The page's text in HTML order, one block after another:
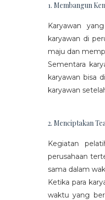
1. Membangun
Karyawan
karyawan di
maju dan
Sementara
karyawan bisa
karyawan
2. Menciptakan
Kegiatan
perusahaan
sama dalam
Ketika para
waktu yang